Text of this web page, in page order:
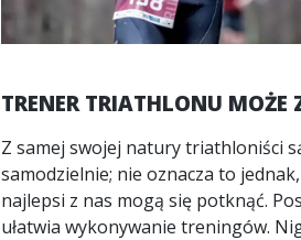
TRENER TRIATHLONU
Z samej swojej natury triathloniści
samodzielnie; nie oznacza to
najlepsi z nas mogą się potknąć.
ułatwia wykonywanie treningów.